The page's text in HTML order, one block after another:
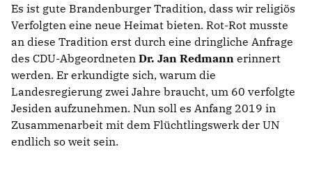
Es ist gute Brandenburger Tradition, dass wir religiös
Verfolgten eine neue Heimat bieten. Rot-Rot musste
an diese Tradition erst durch eine dringliche Anfrage
des CDU-Abgeordneten Dr. Jan Redmann erinnert
werden. Er erkundigte sich, warum die
Landesregierung zwei Jahre braucht, um 60 verfolgte
Jesiden aufzunehmen. Nun soll es Anfang 2019 in
Zusammenarbeit mit dem Flüchtlingswerk der UN
endlich so weit sein.